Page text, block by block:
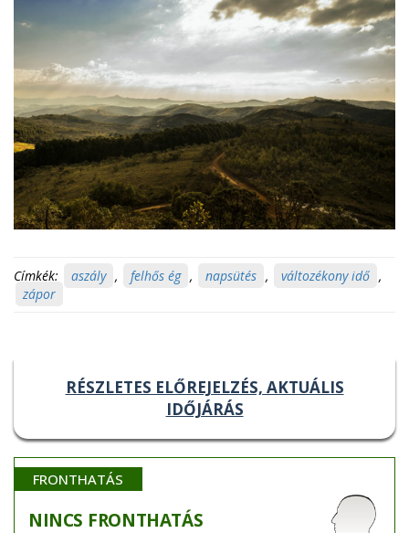
Címkék: aszály , felhős ég , napsütés , változékony idő ,
zápor
RÉSZLETES ELŐREJELZÉS, AKTUÁLIS
IDŐJÁRÁS
FRONTHATÁS
NINCS FRONTHATÁS